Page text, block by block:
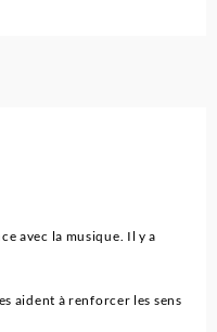
avec la musique. Il y a
aident à renforcer les sens